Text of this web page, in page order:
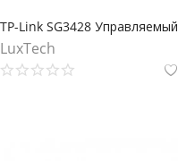
LuxTech